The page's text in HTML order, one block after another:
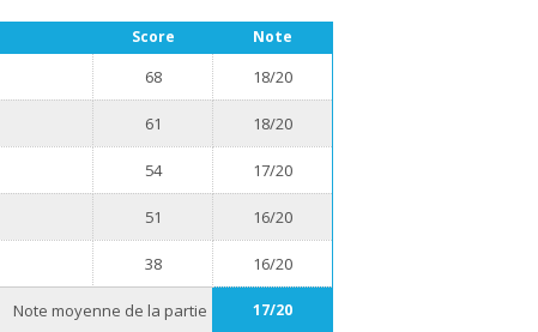
Score Note
68 18/20
61 18/20
54 17/20
51 16/20
38 16/20
Note moyenne de la partie 17/20